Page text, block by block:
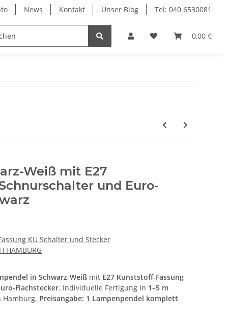
News Kontakt Unser Blog Tel: 040 6530081
0,00 €
Weiß mit E27
und Euro-
KU Schalter und Stecker
HAMBURG
in Schwarz-Weiß mit E27 Kunststoff-Fassung
Flachstecker. Individuelle Fertigung in 1–5 m
Preisangabe: 1 Lampenpendel komplett